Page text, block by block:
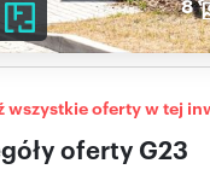
oferty G23
wszystkie oferty w tej